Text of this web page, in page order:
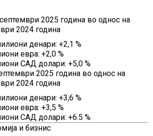
2025 година во однос на
2024 година
денари: +2,1 %
евра: +2,0 %
САД долари: +5,0 %
2025 година во однос на
2024 година
денари: +3,6 %
евра: +3,5 %
САД долари: +6.5 %
и бизнис